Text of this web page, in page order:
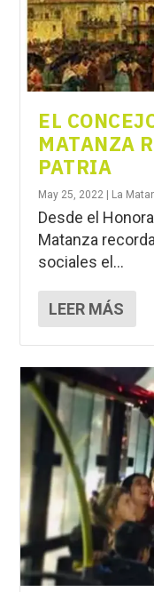
EL
MATANZA
PATRIA
May 25, 2022 La
Desde el
Matanza
sociales el...
LEER MÁS